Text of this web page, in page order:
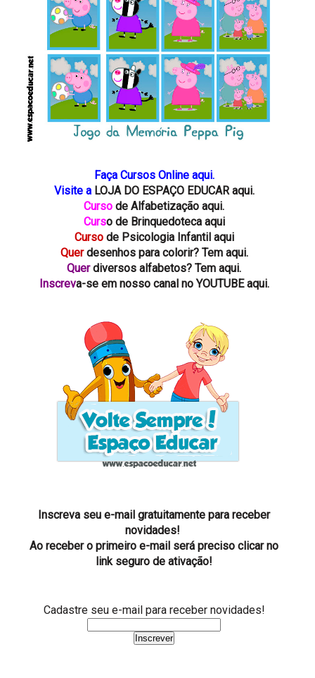
Faça Cursos Online aqui.
Visite a LOJA DO ESPAÇO EDUCAR aqui.
Cursode Alfabetização aqui.
Curso de Brinquedoteca aqui
Curso de Psicologia Infantil aqui
Querdesenhos para colorir? Tem aqui.
Querdiversos alfabetos? Tem aqui.
Inscreva-se em nosso canal no YOUTUBE aqui.
Inscreva seu e-mail gratuitamente para receber
novidades!
Ao receber o primeiro e-mail será preciso clicar no
link seguro de ativação!
Cadastre seu e-mail para receber novidades!